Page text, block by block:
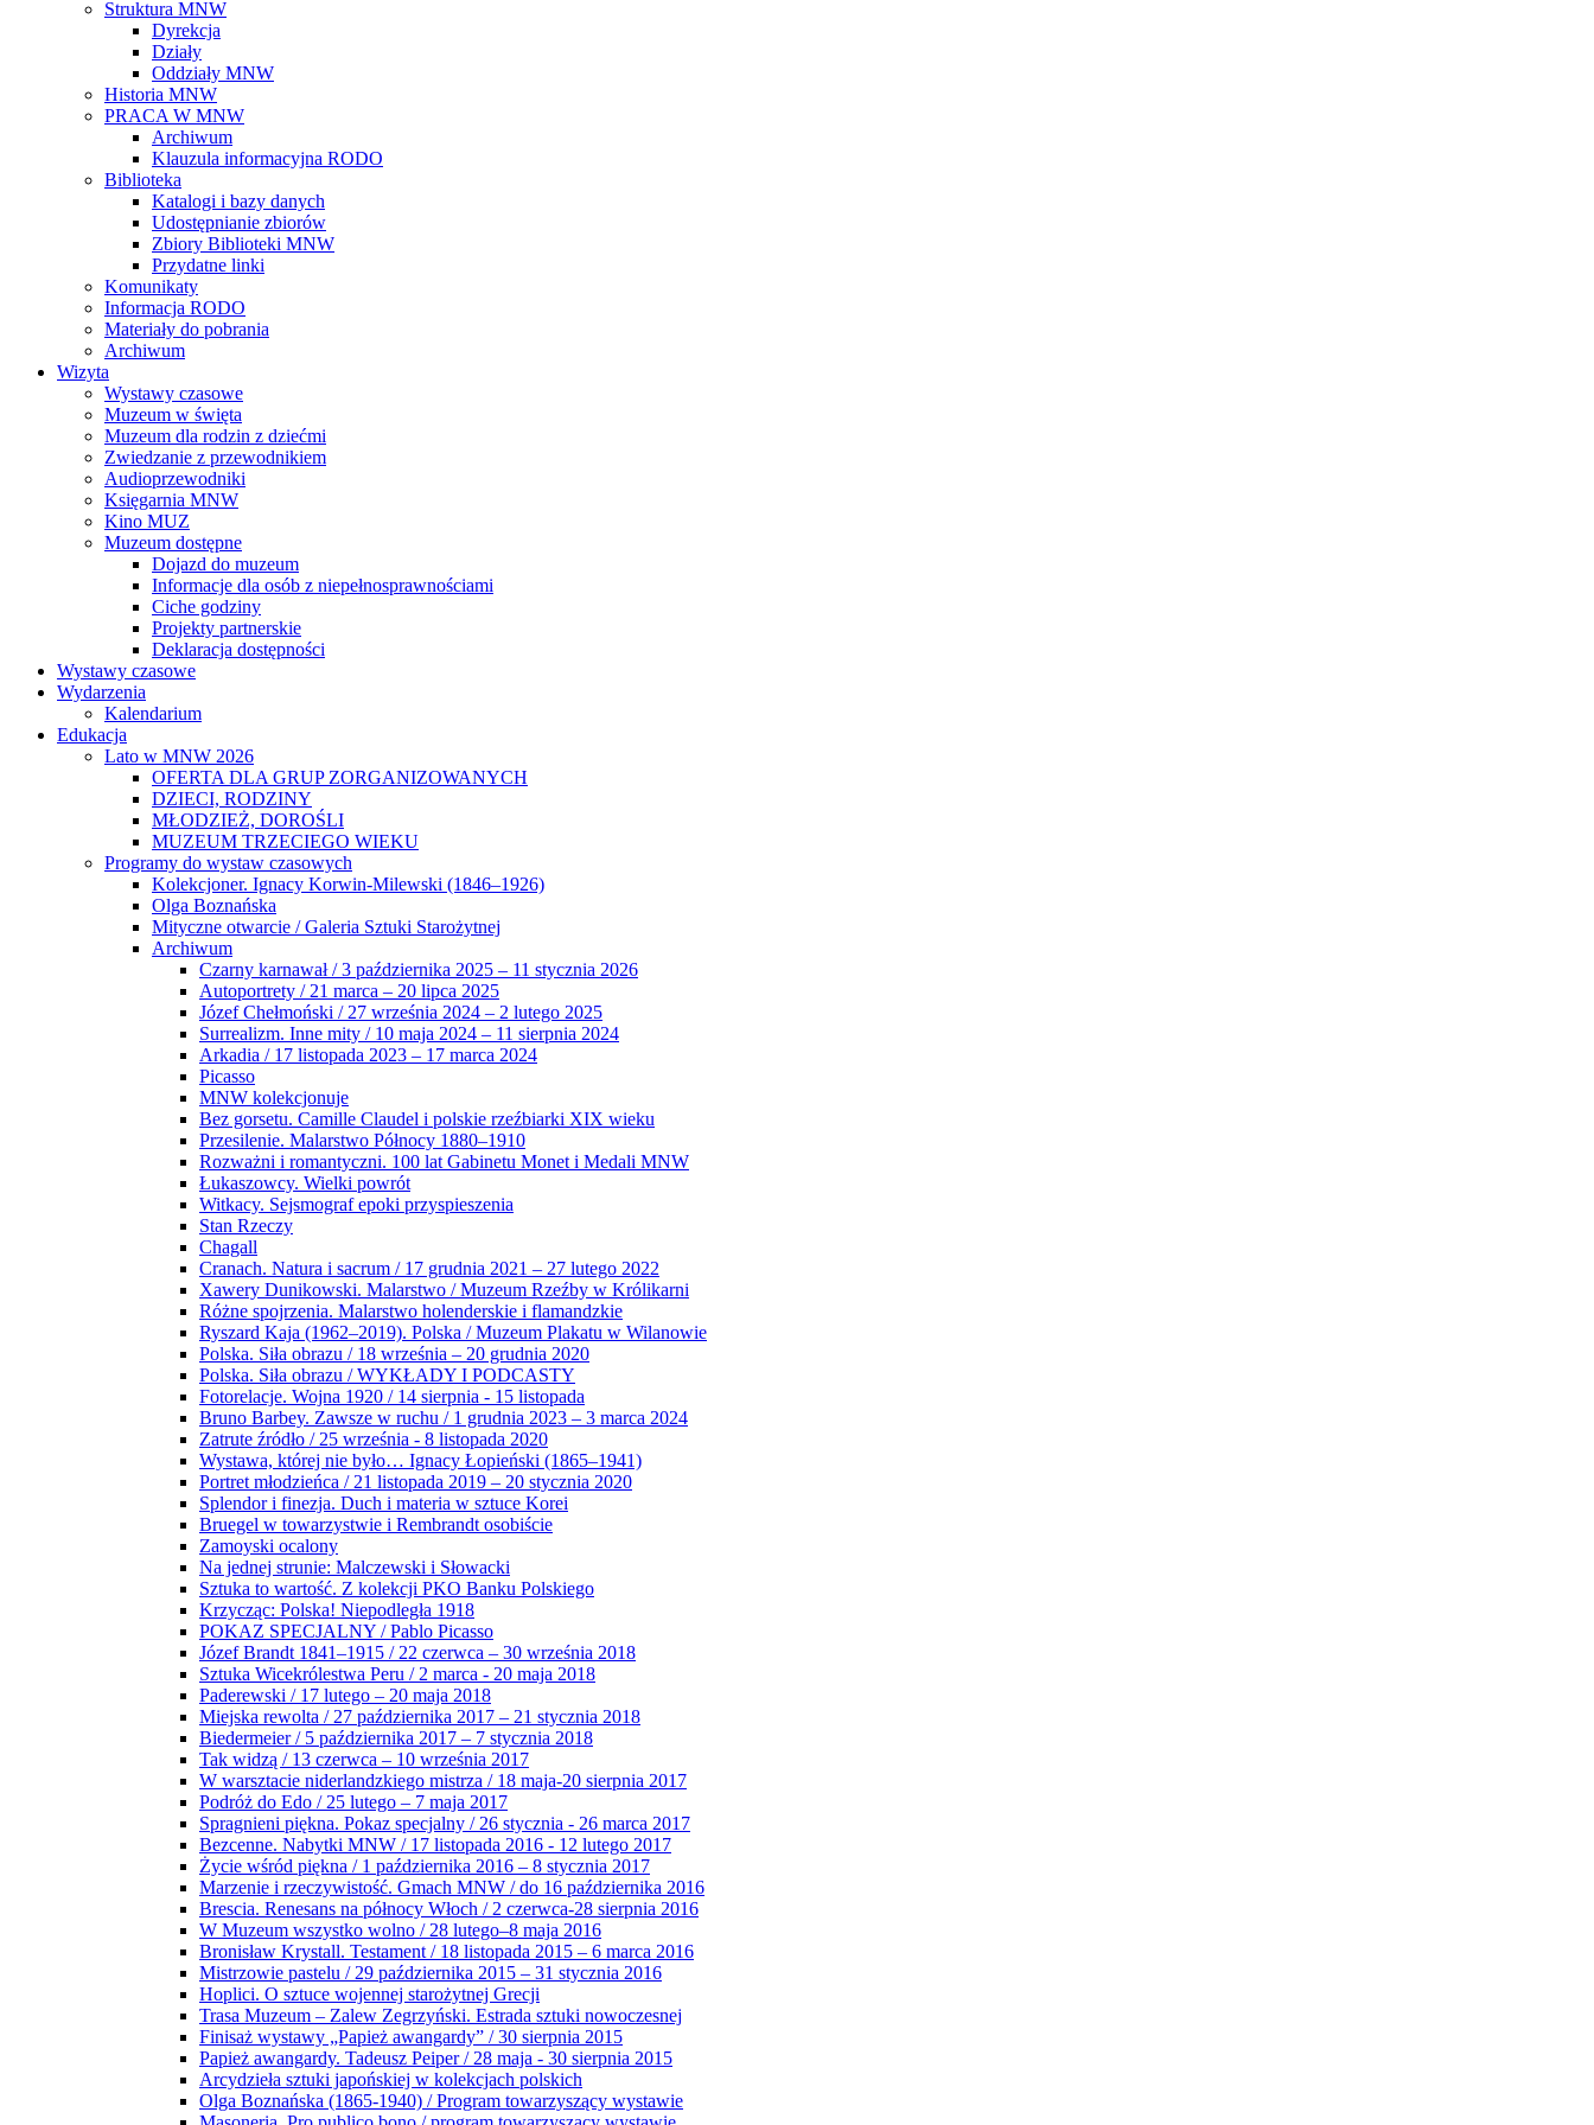
Struktura MNW
Dyrekcja
Działy
Oddziały MNW
Historia MNW
PRACA W MNW
Archiwum
Klauzula informacyjna RODO
Biblioteka
Katalogi i bazy danych
Udostępnianie zbiorów
Zbiory Biblioteki MNW
Przydatne linki
Komunikaty
Informacja RODO
Materiały do pobrania
Archiwum
Wizyta
Wystawy czasowe
Muzeum w święta
Muzeum dla rodzin z dziećmi
Zwiedzanie z przewodnikiem
Audioprzewodniki
Księgarnia MNW
Kino MUZ
Muzeum dostępne
Dojazd do muzeum
Informacje dla osób z niepełnosprawnościami
Ciche godziny
Projekty partnerskie
Deklaracja dostępności
Wystawy czasowe
Wydarzenia
Kalendarium
Edukacja
Lato w MNW 2026
OFERTA DLA GRUP ZORGANIZOWANYCH
DZIECI, RODZINY
MŁODZIEŻ, DOROŚLI
MUZEUM TRZECIEGO WIEKU
Programy do wystaw czasowych
Kolekcjoner. Ignacy Korwin-Milewski (1846–1926)
Olga Boznańska
Mityczne otwarcie / Galeria Sztuki Starożytnej
Archiwum
Czarny karnawał / 3 października 2025 – 11 stycznia 2026
Autoportrety / 21 marca – 20 lipca 2025
Józef Chełmoński / 27 września 2024 – 2 lutego 2025
Surrealizm. Inne mity / 10 maja 2024 – 11 sierpnia 2024
Arkadia / 17 listopada 2023 – 17 marca 2024
Picasso
MNW kolekcjonuje
Bez gorsetu. Camille Claudel i polskie rzeźbiarki XIX wieku
Przesilenie. Malarstwo Północy 1880–1910
Rozważni i romantyczni. 100 lat Gabinetu Monet i Medali MNW
Łukaszowcy. Wielki powrót
Witkacy. Sejsmograf epoki przyspieszenia
Stan Rzeczy
Chagall
Cranach. Natura i sacrum / 17 grudnia 2021 – 27 lutego 2022
Xawery Dunikowski. Malarstwo / Muzeum Rzeźby w Królikarni
Różne spojrzenia. Malarstwo holenderskie i flamandzkie
Ryszard Kaja (1962–2019). Polska / Muzeum Plakatu w Wilanowie
Polska. Siła obrazu / 18 września – 20 grudnia 2020
Polska. Siła obrazu / WYKŁADY I PODCASTY
Fotorelacje. Wojna 1920 / 14 sierpnia - 15 listopada
Bruno Barbey. Zawsze w ruchu / 1 grudnia 2023 – 3 marca 2024
Zatrute źródło / 25 września - 8 listopada 2020
Wystawa, której nie było… Ignacy Łopieński (1865–1941)
Portret młodzieńca / 21 listopada 2019 – 20 stycznia 2020
Splendor i finezja. Duch i materia w sztuce Korei
Bruegel w towarzystwie i Rembrandt osobiście
Zamoyski ocalony
Na jednej strunie: Malczewski i Słowacki
Sztuka to wartość. Z kolekcji PKO Banku Polskiego
Krzycząc: Polska! Niepodległa 1918
POKAZ SPECJALNY / Pablo Picasso
Józef Brandt 1841–1915 / 22 czerwca – 30 września 2018
Sztuka Wicekrólestwa Peru / 2 marca - 20 maja 2018
Paderewski / 17 lutego – 20 maja 2018
Miejska rewolta / 27 października 2017 – 21 stycznia 2018
Biedermeier / 5 października 2017 – 7 stycznia 2018
Tak widzą / 13 czerwca – 10 września 2017
W warsztacie niderlandzkiego mistrza / 18 maja-20 sierpnia 2017
Podróż do Edo / 25 lutego – 7 maja 2017
Spragnieni piękna. Pokaz specjalny / 26 stycznia - 26 marca 2017
Bezcenne. Nabytki MNW / 17 listopada 2016 - 12 lutego 2017
Życie wśród piękna / 1 października 2016 – 8 stycznia 2017
Marzenie i rzeczywistość. Gmach MNW / do 16 października 2016
Brescia. Renesans na północy Włoch / 2 czerwca-28 sierpnia 2016
W Muzeum wszystko wolno / 28 lutego–8 maja 2016
Bronisław Krystall. Testament / 18 listopada 2015 – 6 marca 2016
Mistrzowie pastelu / 29 października 2015 – 31 stycznia 2016
Hoplici. O sztuce wojennej starożytnej Grecji
Trasa Muzeum – Zalew Zegrzyński. Estrada sztuki nowoczesnej
Finisaż wystawy „Papież awangardy” / 30 sierpnia 2015
Papież awangardy. Tadeusz Peiper / 28 maja - 30 sierpnia 2015
Arcydzieła sztuki japońskiej w kolekcjach polskich
Olga Boznańska (1865-1940) / Program towarzyszący wystawie